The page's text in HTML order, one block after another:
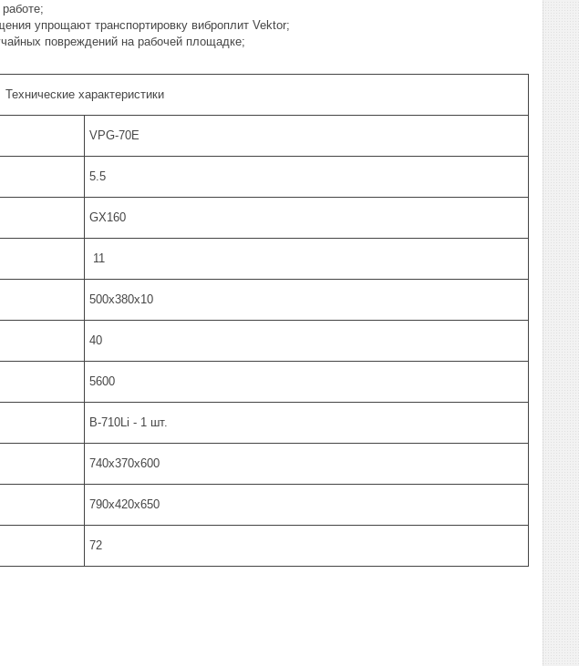
упрощают транспортировку виброплит Vektor;
повреждений на рабочей площадке;
Технические характеристики
VPG-70E
5.5
GX160
11
500x380х10
40
5600
B-710Li - 1 шт.
740x370x600
790х420х650
72